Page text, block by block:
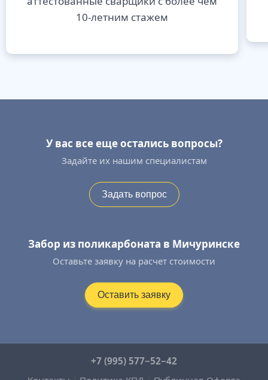
10-летним стажем
У вас все еще остались вопросы?
Задайте их нашим специалистам
Задать вопрос
Забор из поликарбоната в Мичуринске
Оставьте заявку на расчет стоимости
Оставить заявку
+7 (995) 577−52−42